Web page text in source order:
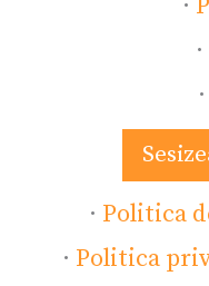
·
·
· Politica
· Politica